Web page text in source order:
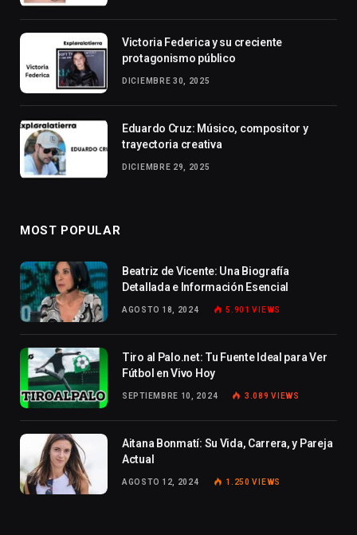
Victoria Federica y su creciente
protagonismo público
DICIEMBRE 30, 2025
Eduardo Cruz: Músico, compositor y
trayectoria creativa
DICIEMBRE 29, 2025
MOST POPULAR
Beatriz de Vicente: Una Biografía
Detallada e Información Esencial
AGOSTO 18, 2024 5.901VIEWS
Tiro al Palo.net: Tu Fuente Ideal para Ver
Fútbol en Vivo Hoy
SEPTIEMBRE 10, 2024 3.089VIEWS
Aitana Bonmatí: Su Vida, Carrera, y Pareja
Actual
AGOSTO 12, 2024 1.250VIEWS